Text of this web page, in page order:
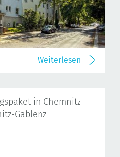
Weiterlesen
in Chemnitz-
Gablenz